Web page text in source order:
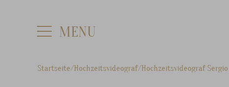
Startseite Hochzeitsvideograf Hochzeitsvideograf Sergio